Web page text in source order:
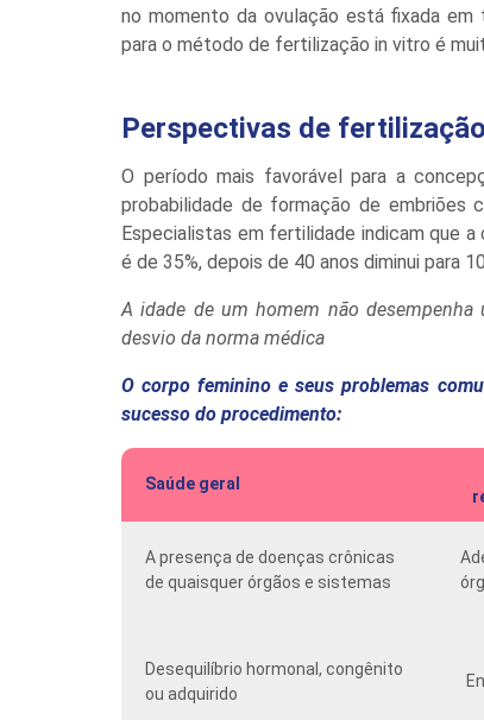
no momento da ovulação está fixada
para o método de fertilização in vitro é
Perspectivas de
O período mais favorável para a
probabilidade de formação de embriões
Especialistas em fertilidade indicam que
é de 35%, depois de 40 anos diminui para
A idade de um homem não
desvio da norma médica
O corpo feminino e seus problemas
sucesso do procedimento:
Saúde geral
A presença de doenças crônicas
de quaisquer órgãos e sistemas
Desequilíbrio hormonal, congênito
ou adquirido